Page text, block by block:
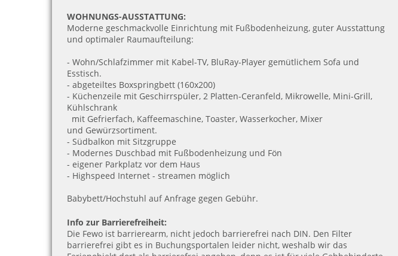
WOHNUNGS-AUSSTATTUNG:
Moderne geschmackvolle Einrichtung mit Fußbodenheizung, guter Ausstattung
und optimaler Raumaufteilung:
- Wohn/Schlafzimmer mit Kabel-TV, BluRay-Player gemütlichem Sofa und
Esstisch.
- abgeteiltes Boxspringbett (160x200)
- Küchenzeile mit Geschirrspüler, 2 Platten-Ceranfeld, Mikrowelle, Mini-Grill,
Kühlschrank
mit Gefrierfach, Kaffeemaschine, Toaster, Wasserkocher, Mixer
und Gewürzsortiment.
- Südbalkon mit Sitzgruppe
- Modernes Duschbad mit Fußbodenheizung und Fön
- eigener Parkplatz vor dem Haus
- Highspeed Internet - streamen möglich
Babybett/Hochstuhl auf Anfrage gegen Gebühr.
Info zur Barrierefreiheit:
Die Fewo ist barrierearm, nicht jedoch barrierefrei nach DIN. Den Filter
barrierefrei gibt es in Buchungsportalen leider nicht, weshalb wir das